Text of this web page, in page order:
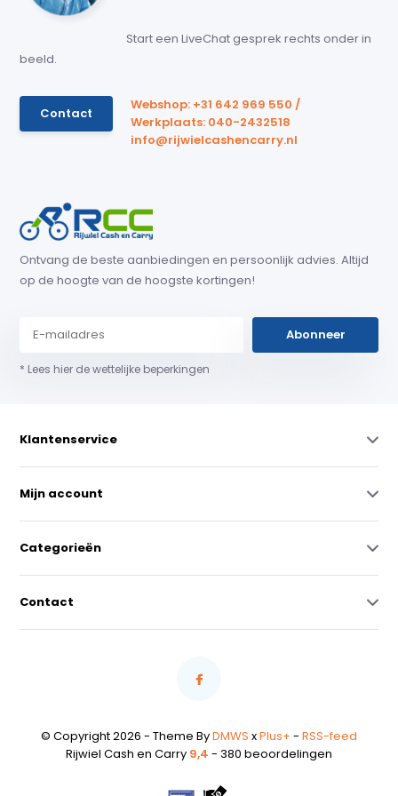
Start een LiveChat gesprek rechts onder in
beeld.
Contact
Webshop: +31 642 969 550 /
Werkplaats: 040-2432518
info@rijwielcashencarry.nl
Ontvang de beste aanbiedingen en persoonlijk advies. Altijd
op de hoogte van de hoogste kortingen!
Abonneer
* Lees hier de wettelijke beperkingen
Klantenservice
Mijn account
Categorieën
Contact
© Copyright 2026 - Theme ByDMWS xPlus+ - RSS-feed
Rijwiel Cash en Carry 9,4 - 380 beoordelingen